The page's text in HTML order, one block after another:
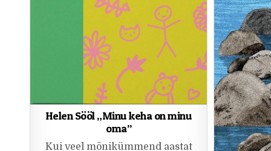
Helen Sööl „Minu keha on minu
oma”
Kui veel mõnikümmend aastat